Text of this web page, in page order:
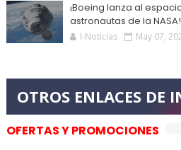
¡Boeing lanza al
astronautas de la NASA!
I-Noticias May 07,
OFERTAS Y PROMOCIONES